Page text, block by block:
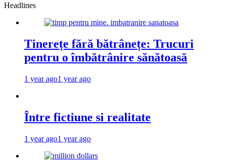
Headlines
Tinerețe fără bătrânețe: Trucuri
pentru o îmbătrânire sănătoasă
1 year ago1 year ago
Între fictiune si realitate
1 year ago1 year ago